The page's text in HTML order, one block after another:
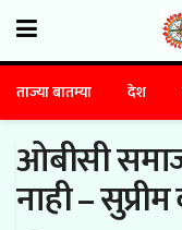
ताज्या बातम्या देश
ओबीसी
नाही – सुप्रीम